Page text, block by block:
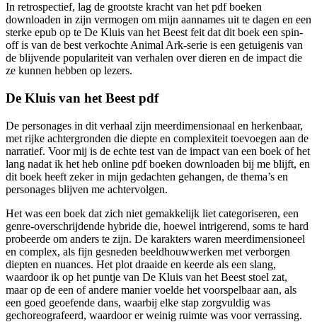
In retrospectief, lag de grootste kracht van het pdf boeken
downloaden in zijn vermogen om mijn aannames uit te dagen en een
sterke epub op te De Kluis van het Beest feit dat dit boek een spin-
off is van de best verkochte Animal Ark-serie is een getuigenis van
de blijvende populariteit van verhalen over dieren en de impact die
ze kunnen hebben op lezers.
De Kluis van het Beest pdf
De personages in dit verhaal zijn meerdimensionaal en herkenbaar,
met rijke achtergronden die diepte en complexiteit toevoegen aan de
narratief. Voor mij is de echte test van de impact van een boek of het
lang nadat ik het heb online pdf boeken downloaden bij me blijft, en
dit boek heeft zeker in mijn gedachten gehangen, de thema’s en
personages blijven me achtervolgen.
Het was een boek dat zich niet gemakkelijk liet categoriseren, een
genre-overschrijdende hybride die, hoewel intrigerend, soms te hard
probeerde om anders te zijn. De karakters waren meerdimensioneel
en complex, als fijn gesneden beeldhouwwerken met verborgen
diepten en nuances. Het plot draaide en keerde als een slang,
waardoor ik op het puntje van De Kluis van het Beest stoel zat,
maar op de een of andere manier voelde het voorspelbaar aan, als
een goed geoefende dans, waarbij elke stap zorgvuldig was
gechoreografeerd, waardoor er weinig ruimte was voor verrassing.